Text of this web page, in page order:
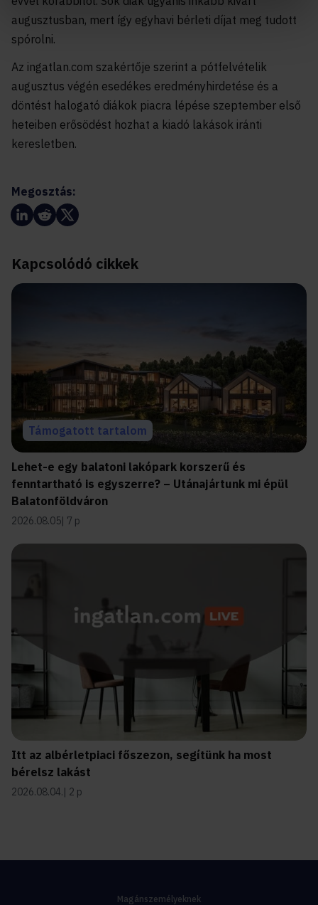
augusztusban, mert így egyhavi bérleti díjat meg tudott
spórolni.
Az ingatlan.com szakértője szerint a pótfelvételik
augusztus végén esedékes eredményhirdetése és a
döntést halogató diákok piacra lépése szeptember első
heteiben erősödést hozhat a kiadó lakások iránti
keresletben.
Megosztás:
Kapcsolódó cikkek
Támogatott tartalom
Lehet-e egy balatoni lakópark korszerű és
fenntartható is egyszerre? – Utánajártunk mi épül
Balatonföldváron
2026.08.05 7 p
Itt az albérletpiaci főszezon, segítünk ha most
bérelsz lakást
2026.08.04. 2 p
Magánszemélyeknek